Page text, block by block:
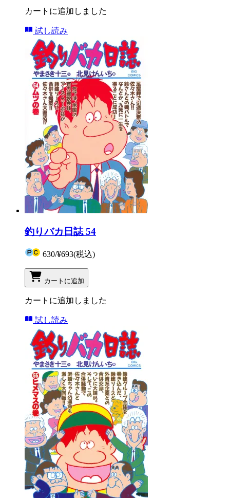
カートに追加しました
試し読み
釣りバカ日誌 54
630/¥693(税込)
カートに追加
カートに追加しました
試し読み